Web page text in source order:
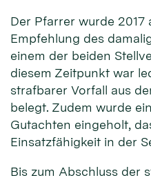
Der Pfarrer wurde 2017
Empfehlung des
einem der beiden
diesem Zeitpunkt war
strafbarer Vorfall aus
belegt. Zudem wurde
Gutachten eingeholt,
Einsatzfähigkeit in der
Bis zum Abschluss der